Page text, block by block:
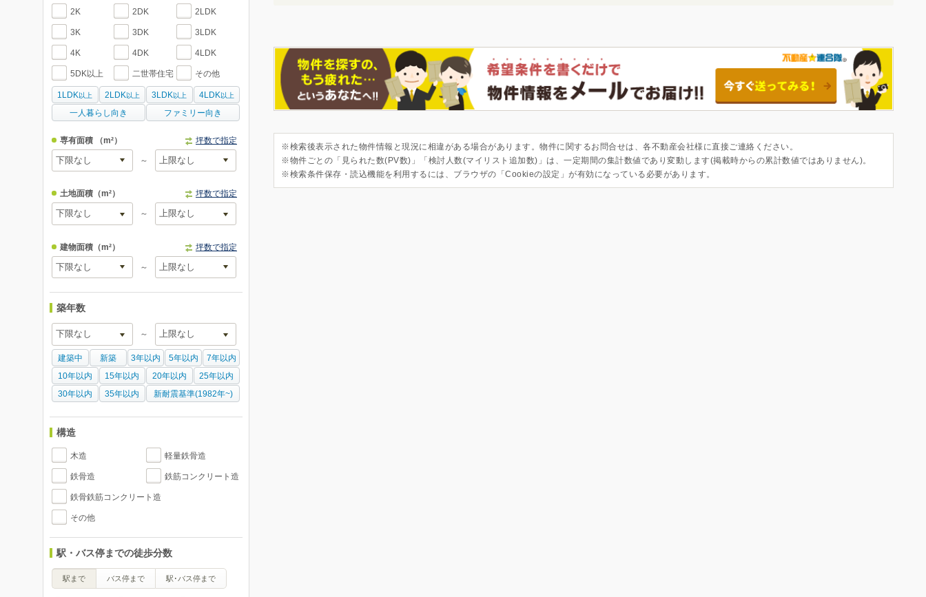
2K 2DK 2LDK
3K 3DK 3LDK
4K 4DK 4LDK
5DK以上 二世帯住宅 その他
1LDK 以上 2LDK 以上 3LDK 以上 4LDK 以上
一人暮らし向き ファミリー向き
専有面積 （m²） 坪数で指定
～
土地面積（m²） 坪数で指定
～
建物面積（m²） 坪数で指定
～
築年数
～
建築中 新築 3年以内 5年以内
7年以内
10年以内
15年以内 20年以内
25年以内
30年以内
35年以内 新耐震基準(1982年~)
構造
木造 軽量鉄骨造
鉄骨造 鉄筋コンクリート造
鉄骨鉄筋コンクリート造
その他
駅・バス停までの徒歩分数
駅まで バス停まで 駅･バス停まで
※検索後表示された物件情報と現況に相違がある場合があります。物件に関するお問合せは、各不動産会社様に直接ご連絡ください。
※物件ごとの「見られた数(PV数)」「検討人数(マイリスト追加数)」は、一定期間の集計数値であり変動します(掲載時からの累計数値ではありません)。
※検索条件保存・読込機能を利用するには、ブラウザの「Cookieの設定」が有効になっている必要があります。